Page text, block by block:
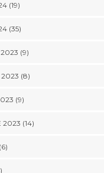
(19)
(35)
(9)
(8)
(9)
2023 (14)